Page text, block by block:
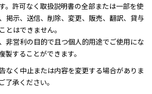
。許可なく取扱説明書の全部または一部を使
掲示、送信、削除、変更、販売、翻訳、貸与
とはできません。
非営利の目的で且つ個人的用途でご使用にな
製することができます。
なく中止または内容を変更する場合がありま
了承ください。